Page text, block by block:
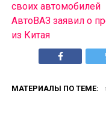
своих автомобилей
АвтоВАЗ заявил о
из Китая
МАТЕРИАЛЫ ПО ТЕМЕ: